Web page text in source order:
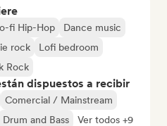
fi Hip-Hop
Dance music
rock
Lofi bedroom
Rock
dispuestos a recibir
Comercial / Mainstream
Drum and Bass Ver todos +9